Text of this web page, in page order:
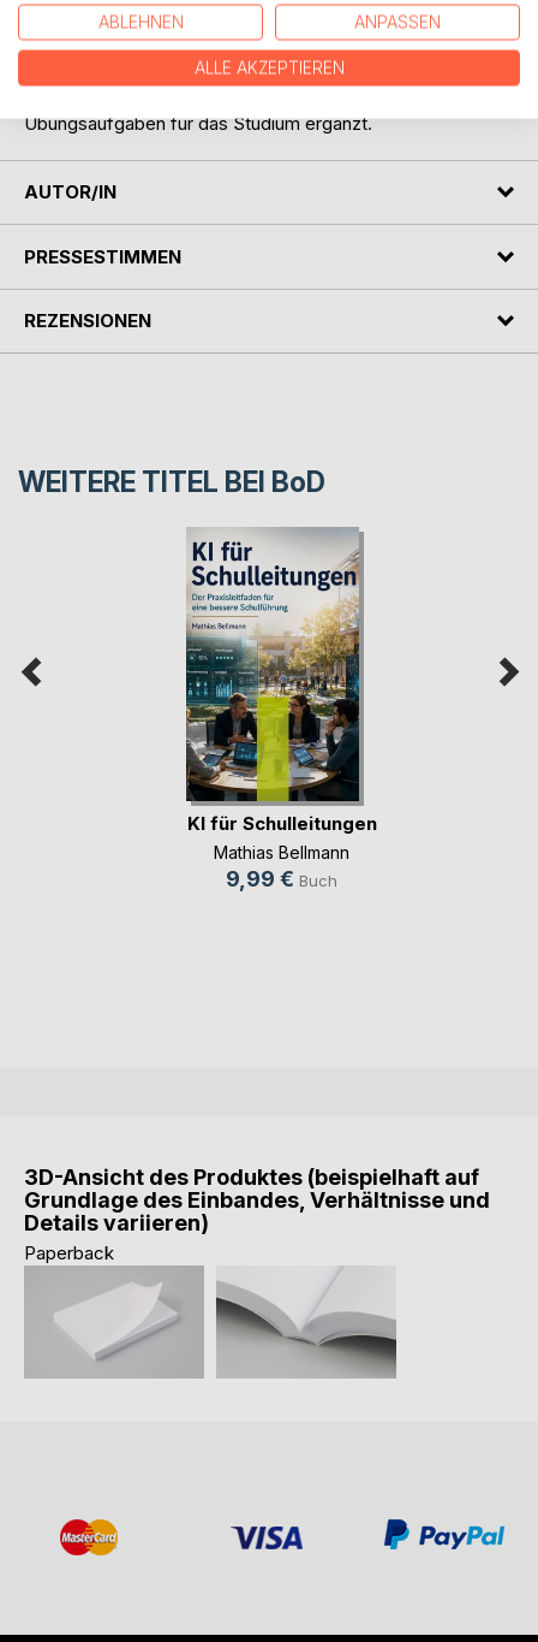
Lebensrecht und zum Bildungsrecht behinderter Menschen
und zur Entfaltung einer heilpädagogischen Theorie von der
Antike bis zur Gegenwart. Die Texte werden durch
Übungsaufgaben für das Studium ergänzt.
AUTOR/IN
PRESSESTIMMEN
REZENSIONEN
WEITERE TITEL BEI BoD
KI für Schulleitungen
Mathias Bellmann
9,99 € Buch
3D-Ansicht des Produktes (beispielhaft auf
Grundlage des Einbandes, Verhältnisse und
Details variieren)
Paperback
ABLEHNEN ANPASSEN
ALLE AKZEPTIEREN